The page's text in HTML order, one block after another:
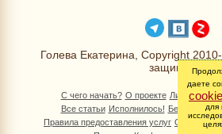
Голева Екатерина, Copyright
защищены
С чего начать? О проекте Личный
Все статьи Исполнилось! Бесплатно!
Правила предоставления услуг Обработка
даете
cookie
для